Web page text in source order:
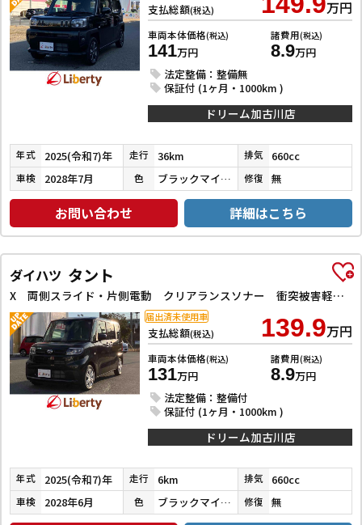
支払総額(税込) 万円
車両本体価格(税込)
141万円
諸費用(税込)
8.9万円
法定整備：整備無
保証付 (1ヶ月・1000km )
ドリーム加古川店
年式 2025(令和7)年 走行 36km 排気 660cc
車検 2028年7月 色 ブラックマイカメタリック 修復 無
お問い合わせ 詳細はこちら
ダイハツ タント
X 両側スライド・片側電動 クリアランスソナー 衝突被害軽減システム オートライト スマートキー アイドリングストップ 電動格納ミラー シートヒーター ベンチシート CVT ABS ESC エアコン
支払総額(税込) 139.9万円
車両本体価格(税込)
131万円
諸費用(税込)
8.9万円
法定整備：整備付
保証付 (1ヶ月・1000km )
届出済未使用車
ドリーム加古川店
年式 2025(令和7)年 走行 6km 排気 660cc
車検 2028年6月 色 ブラックマイカメタリック 修復 無